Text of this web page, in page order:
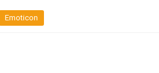
Emoticon